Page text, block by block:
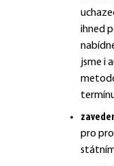
ihned
jsme i
pro